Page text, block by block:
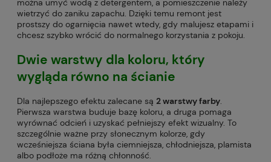
można umyć wodą z detergentem, a pomieszczenie należy
wietrzyć do zaniku zapachu. Dzięki temu remont jest
prostszy do ogarnięcia nawet wtedy, gdy malujesz etapami i
chcesz szybko wrócić do normalnego korzystania z pokoju.
Dwie warstwy dla koloru, który
wygląda równo na ścianie
Dla najlepszego efektu zalecane są 2 warstwy farby.
Pierwsza warstwa buduje bazę koloru, a druga pomaga
wyrównać odcień i uzyskać pełniejszy efekt wizualny. To
szczególnie ważne przy słonecznym kolorze, gdy
wcześniejsza ściana była ciemniejsza, chłodniejsza, plamista
albo podłoże ma różną chłonność.